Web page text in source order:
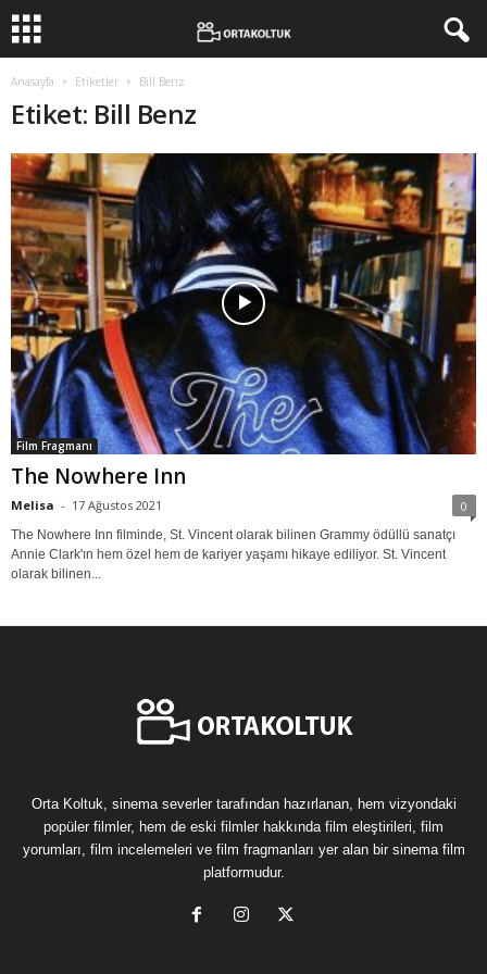
Anasayfa Etiketler Bill Benz
Etiket: Bill Benz
Film Fragmanı
The Nowhere Inn
Melisa - 17 Ağustos 2021 0
The Nowhere Inn filminde, St. Vincent olarak bilinen Grammy ödüllü sanatçı
Annie Clark'ın hem özel hem de kariyer yaşamı hikaye ediliyor. St. Vincent
olarak bilinen...
Orta Koltuk, sinema severler tarafından hazırlanan, hem vizyondaki
popüler filmler, hem de eski filmler hakkında film eleştirileri, film
yorumları, film incelemeleri ve film fragmanları yer alan bir sinema film
platformudur.